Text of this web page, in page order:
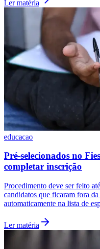
Corinthians
Ler matéria
educacao
Pré-selecionados no
completar inscrição
Procedimento deve ser feito
candidatos que ficaram fora
automaticamente na lista de
Ler matéria